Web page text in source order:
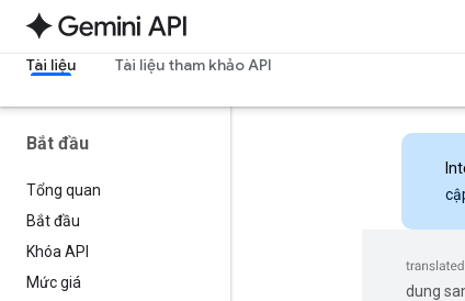
Tài liệu Tài liệu tham khảo API
Bắt đầu
Tổng quan
Bắt đầu
Khóa API
Mức giá
dung